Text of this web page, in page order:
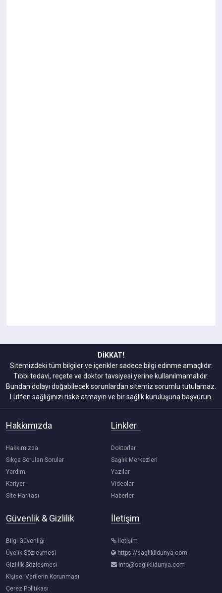
DİKKAT!
Sitemizdeki tüm bilgiler ve içerikler sadece bilgi edinme amaçlıdır.
Tıbbi tedavi, reçete ve doktor tavsiyesi yerine kullanılmamalıdır.
Bundan dolayı doğabilecek sorunlardan sitemiz sorumlu tutulamaz.
Lütfen sağlığınızı riske atmayın ve bir sağlık kuruluşuna başvurun.
Hakkımızda
Hakkımızda
Sıkça Sorulan Sorular
Yardım
Kariyer
Site Haritası
Linkler
Doktorlar
Sağlık Merkezleri
Yazılar
Videolar
Haberler
Güvenlik & Gizlilik
Bilgi Güvenliği
Üyelik Sözleşmesi
Gizlilik Sözleşmesi
Kişisel Verilerin Korunması
Çerez Politikası
İletişim
İletişim
https://sagliklidunya.com
info@sagliklidunya.com